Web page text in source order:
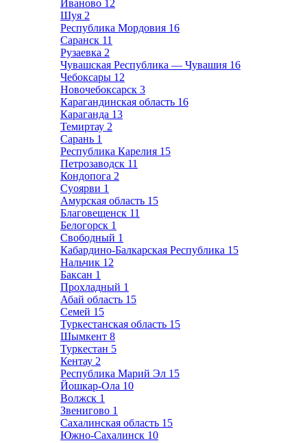
Иваново 12
Шуя 2
Республика Мордовия 16
Саранск 11
Рузаевка 2
Чувашская Республика — Чувашия 16
Чебоксары 12
Новочебоксарск 3
Карагандинская область 16
Караганда 13
Темиртау 2
Сарань 1
Республика Карелия 15
Петрозаводск 11
Кондопога 2
Суоярви 1
Амурская область 15
Благовещенск 11
Белогорск 1
Свободный 1
Кабардино-Балкарская Республика 15
Нальчик 12
Баксан 1
Прохладный 1
Абай область 15
Семей 15
Туркестанская область 15
Шымкент 8
Туркестан 5
Кентау 2
Республика Марий Эл 15
Йошкар-Ола 10
Волжск 1
Звенигово 1
Сахалинская область 15
Южно-Сахалинск 10